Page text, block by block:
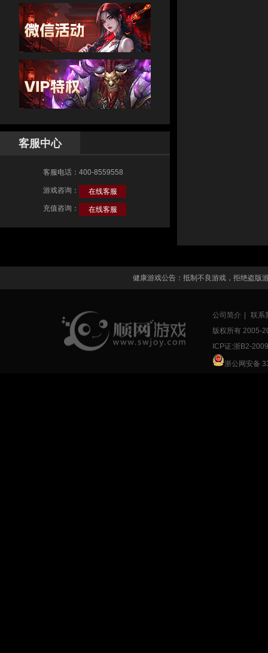
客服中心
客服电话：400-8559558
游戏咨询：
在线客服
充值咨询：
在线客服
健康游戏公告：抵制不良游戏，拒绝盗版
公司简介
联系
版权所有 2005-
ICP证:浙B2-
浙公网安备